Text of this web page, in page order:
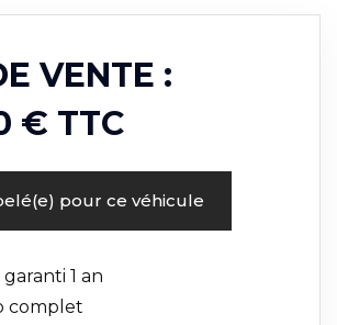
VENTE :
€ TTC
pour ce véhicule
1 an
complet